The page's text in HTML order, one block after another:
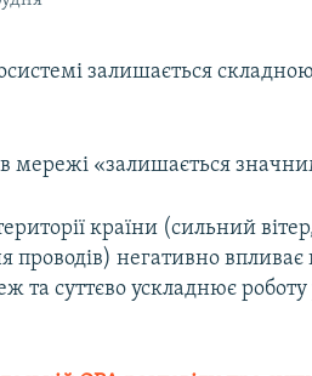
залишається
в мережі «залишається
країни (сильний
проводів) негативно впливає
та суттєво ускладнює